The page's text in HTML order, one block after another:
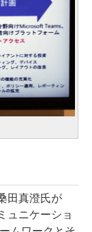
田真澄氏が
ュニケーショ